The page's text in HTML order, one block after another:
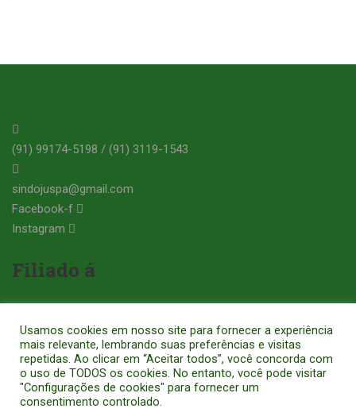
(91) 99174-5198 / (91) 3119-1543
sindojuspa@gmail.com
Facebook-f
Instagram
Filiado á
SINDICATO DOS OFICIAIS DE JUSTIÇA E OFICIAIS DE JUSTIÇA
AVALIADORES DO ESTADO DO PARÁ - CNPJ: 14.248.429/0001-
Usamos cookies em nosso site para fornecer a experiência
mais relevante, lembrando suas preferências e visitas
repetidas. Ao clicar em “Aceitar todos”, você concorda com
o uso de TODOS os cookies. No entanto, você pode visitar
"Configurações de cookies" para fornecer um
consentimento controlado.